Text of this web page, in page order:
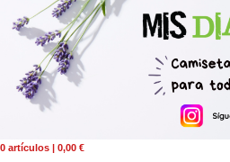
0 artículos | 0,00 €